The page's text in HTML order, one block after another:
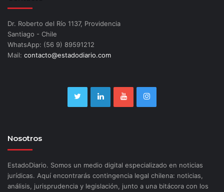
Dr. Roberto del Río 1137, Providencia
Santiago - Chile
WhatsApp: (56 9) 89591212
Mail: contacto@estadodiario.com
Nosotros
EstadoDiario. Somos un medio digital especializado en noticias
jurídicas. Aquí encontrarás contingencia legal chilena: noticias,
análisis, jurisprudencia y legislación, junto a una bitácora con los